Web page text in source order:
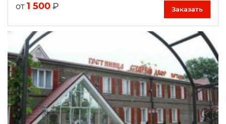
от 1 500 ₽ Заказать